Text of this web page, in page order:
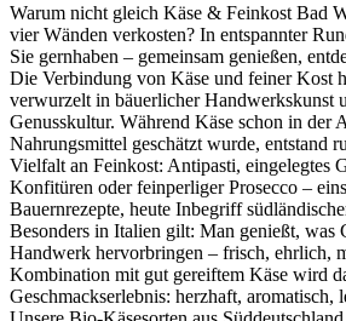
Warum nicht gleich Käse & Feinkost Bad
vier Wänden verkosten? In entspannter
Sie gernhaben – gemeinsam genießen,
Die Verbindung von Käse und feiner Kost
verwurzelt in bäuerlicher Handwerkskunst
Genusskultur. Während Käse schon in der
Nahrungsmittel geschätzt wurde, entstand
Vielfalt an Feinkost: Antipasti, eingelegtes
Konfitüren oder feinperliger Prosecco –
Bauernrezepte, heute Inbegriff
Besonders in Italien gilt: Man genießt, was
Handwerk hervorbringen – frisch, ehrlich,
Kombination mit gut gereiftem Käse wird
Geschmackserlebnis: herzhaft, aromatisch,